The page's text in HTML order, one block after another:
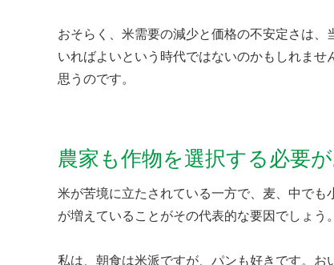
おそらく、米需要の減少と価格の不安定さは
いればよいという時代ではないのかもしれま
思うのです。
農家も作物を選択する必要
米が苦境に立たされている一方で、麦、中で
が増えていることがその代表的な要因でしょう。
私は、朝食は米派ですが、パンも好きです。